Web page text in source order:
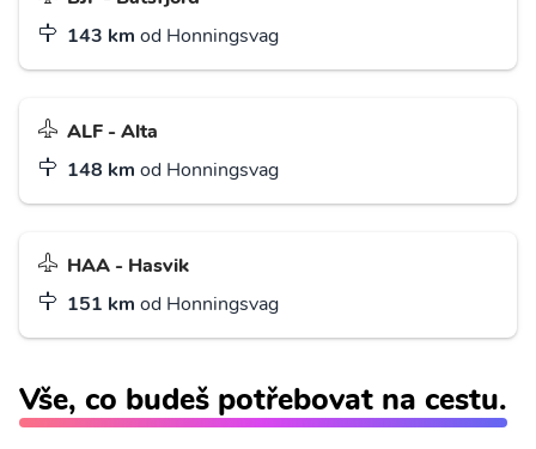
143 km od Honningsvag
ALF - Alta
148 km od Honningsvag
HAA - Hasvik
151 km od Honningsvag
Vše, co budeš potřebovat na cestu.